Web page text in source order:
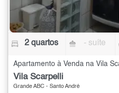
2 quartos - suíte
Apartamento à Venda na Vila
Vila Scarpelli
Grande ABC - Santo André